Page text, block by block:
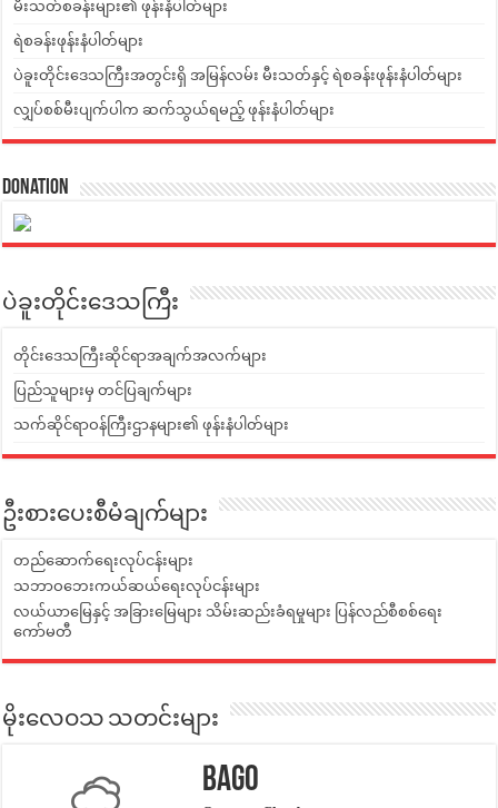
မီးသတ်စခန်းများ၏ ဖုန်းနံပါတ်များ
ရဲစခန်းဖုန်းနံပါတ်များ
ပဲခူးတိုင်းဒေသကြီးအတွင်းရှိ အမြန်လမ်း မီးသတ်နှင့် ရဲစခန်းဖုန်းနံပါတ်များ
လျှပ်စစ်မီးပျက်ပါက ဆက်သွယ်ရမည့် ဖုန်းနံပါတ်များ
Donation
ပဲခူးတိုင်းဒေသကြီး
တိုင်းဒေသကြီးဆိုင်ရာအချက်အလက်များ
ပြည်သူများမှ တင်ပြချက်များ
သက်ဆိုင်ရာဝန်ကြီးဌာနများ၏ ဖုန်းနံပါတ်များ
ဦးစားပေးစီမံချက်များ
တည်ဆောက်ရေးလုပ်ငန်းများ
သဘာဝဘေးကယ်ဆယ်ရေးလုပ်ငန်းများ
လယ်ယာမြေနှင့် အခြားမြေများ သိမ်းဆည်းခံရမှုများ ပြန်လည်စီစစ်ရေး
ကော်မတီ
မိုးလေဝသ သတင်းများ
Bago